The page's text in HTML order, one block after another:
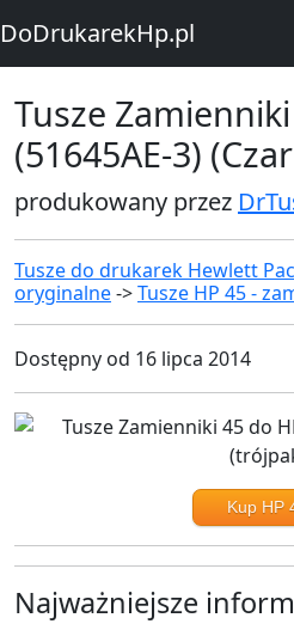
DoDrukarekHp.pl
Tusze
(51645AE-3)
produkowany przez
Tusze do drukarek Hewlett
oryginalne->Tusze HP 45 -
Dostępny od 16 lipca 2014
Kup HP
Najważniejsze